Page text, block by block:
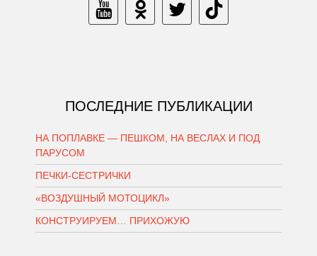
ПОСЛЕДНИЕ ПУБЛИКАЦИИ
НА ПОПЛАВКЕ — ПЕШКОМ, НА ВЕСЛАХ И ПОД
ПАРУСОМ
ПЕЧКИ-СЕСТРИЧКИ
«ВОЗДУШНЫЙ МОТОЦИКЛ»
КОНСТРУИРУЕМ… ПРИХОЖУЮ